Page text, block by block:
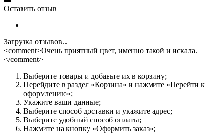
Оставить отзыв
Загрузка отзывов...
<comment>Очень приятный цвет, именно такой и искала.
</comment>
Выберите товары и добавьте их в корзину;
Перейдите в раздел «Корзина» и нажмите «Перейти к
оформлению»;
Укажите ваши данные;
Выберите способ доставки и укажите адрес;
Выберите удобный способ оплаты;
Нажмите на кнопку «Оформить заказ»;